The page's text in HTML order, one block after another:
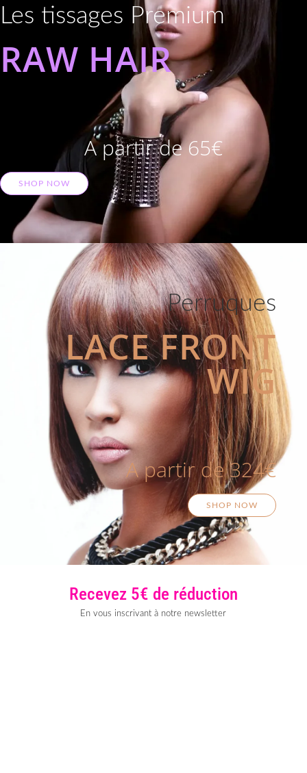
Les tissages Premium
RAW HAIR
A partir de 65€
SHOP NOW
Perruques
LACE FRONT
WIG
A partir de 324€
SHOP NOW
Recevez 5€ de réduction
En vous inscrivant à notre newsletter